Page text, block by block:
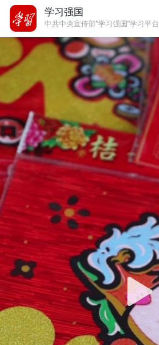
学习强国
中共中央宣传部“学习强国”学习平台